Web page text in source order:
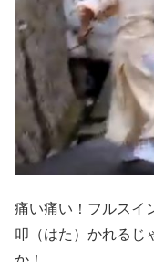
痛い痛い！フルスイ
叩（はた）かれるじ